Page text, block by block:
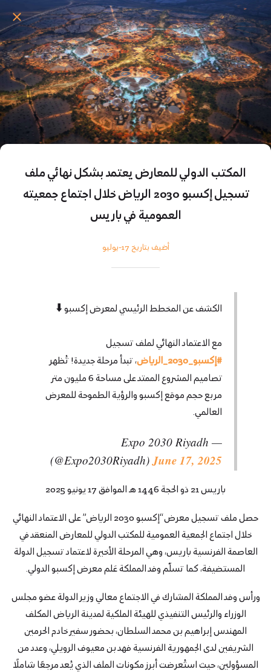
المكتب الدولي للمعارض يعتمد بشكل نهائي ملف
تسجيل إكسبو 2030 الرياض خلال اجتماع جمعيته
العمومية في باريس
أضيف بتاريخ 17-يوليو
الكشف عن المخطط الرئيسي لمعرض إكسبو ⬇️
مع الاعتماد النهائي لملف تسجيل
#إكسبو_2030_الرياض
، تبدأ مرحلة جديدة! تُظهر
تصاميم المشروع الممتد على مساحة 6 مليون متر
مربع حجم موقع إكسبو والرؤية الطموحة للمعرض
العالمي.
— Expo 2030 Riyadh
(@Expo2030Riyadh) June 17, 2025
باريس 21 ذو الحجة 1446 هـ الموافق 17 يونيو 2025
حصل ملف تسجيل معرض “إكسبو 2030 الرياض” على الاعتماد النهائي
خلال اجتماع الجمعية العمومية للمكتب الدولي للمعارض المنعقد في
العاصمة الفرنسية باريس، وهي المرحلة الأخيرة لاعتماد تسجيل الدولة
المستضيفة، كما تسلّم وفد المملكة عَلم معرض إكسبو الدولي.
ورأس وفد المملكة المشارك في الاجتماع معالي وزير الدولة عضو مجلس
الوزراء والرئيس التنفيذي للهيئة الملكية لمدينة الرياض المكلف
المهندس إبراهيم بن محمد السلطان، بحضور سفير خادم الحرمين
الشريفين لدى الجمهورية الفرنسية فهد بن معيوف الرويلي، وعدد من
المسؤولين، حيث استُعرضت أبرز مكونات الملف الذي يُعد مرجعًا شاملًا